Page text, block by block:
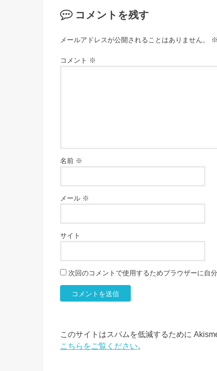
コメントを残す
メールアドレスが公開されることはありません。
コメント ※
名前 ※
メール ※
サイト
次回のコメントで使用するためブラウザーに自
このサイトはスパムを低減するために
こちらをご覧ください。